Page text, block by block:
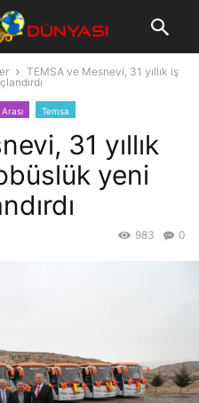
TEMSA ve Mesnevi, 31 yıllık iş
Temsa
31 yıllık
yeni
0
983